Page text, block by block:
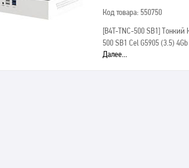
Код товара: 550750
[B4T-TNC-500 SB1]Тонкий
500 SB1 Cel G5905 (3.5)
без ОС GbitEth (RUS) (B4T-
Далее...